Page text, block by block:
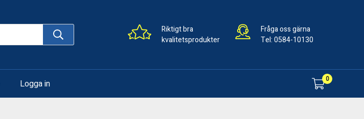
Riktigt bra
kvalitetsprodukter
Fråga oss gärna
Tel:0584-10130
Logga in 0